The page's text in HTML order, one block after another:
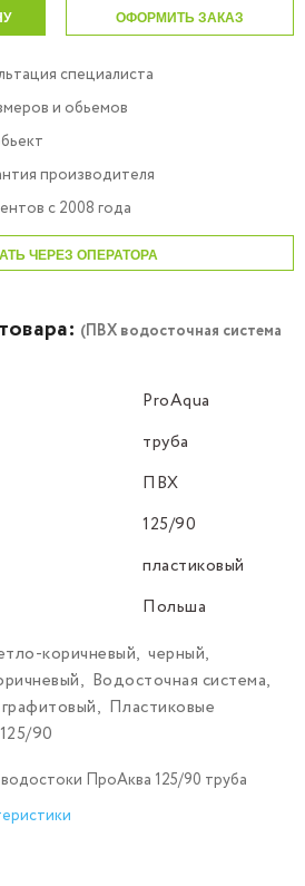
ОФОРМИТЬ ЗАКАЗ
специалиста
и обьемов
производителя
с 2008 года
ЧЕРЕЗ ОПЕРАТОРА
(ПВХ водосточная система
ProAqua
труба
ПВХ
125/90
пластиковый
Польша
коричневый, черный,
, Водосточная система,
графитовый, Пластиковые
90
ПроАква 125/90 труба